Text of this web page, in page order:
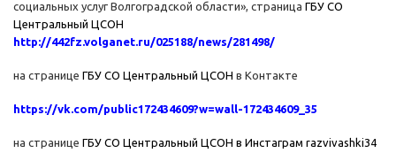
социальных услуг Волгоградской области», страница ГБУ СО
Центральный ЦСОН
http://442fz.volganet.ru/025188/news/281498/
на странице ГБУ СО Центральный ЦСОН в Контакте
https://vk.com/public172434609?w=wall-172434609_35
на странице ГБУ СО Центральный ЦСОН в Инстаграм razvivashki34